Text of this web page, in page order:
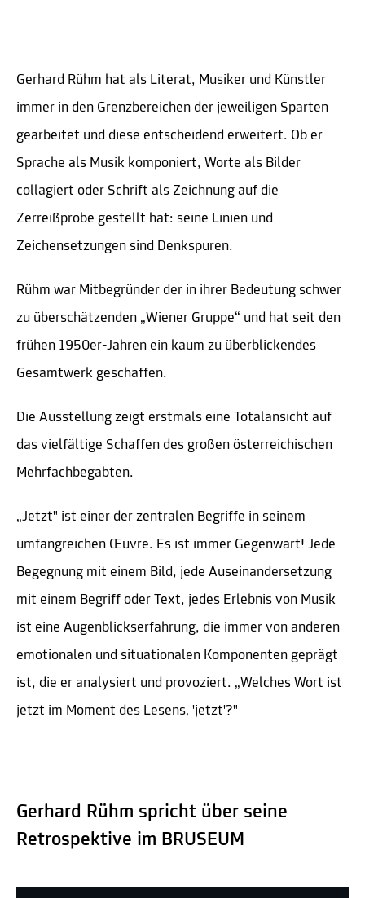
Gerhard Rühm hat als Literat, Musiker und Künstler
immer in den Grenzbereichen der jeweiligen Sparten
gearbeitet und diese entscheidend erweitert. Ob er
Sprache als Musik komponiert, Worte als Bilder
collagiert oder Schrift als Zeichnung auf die
Zerreißprobe gestellt hat: seine Linien und
Zeichensetzungen sind Denkspuren.
Rühm war Mitbegründer der in ihrer Bedeutung schwer
zu überschätzenden „Wiener Gruppe“ und hat seit den
frühen 1950er-Jahren ein kaum zu überblickendes
Gesamtwerk geschaffen.
Die Ausstellung zeigt erstmals eine Totalansicht auf
das vielfältige Schaffen des großen österreichischen
Mehrfachbegabten.
„Jetzt" ist einer der zentralen Begriffe in seinem
umfangreichen Œuvre. Es ist immer Gegenwart! Jede
Begegnung mit einem Bild, jede Auseinandersetzung
mit einem Begriff oder Text, jedes Erlebnis von Musik
ist eine Augenblickserfahrung, die immer von anderen
emotionalen und situationalen Komponenten geprägt
ist, die er analysiert und provoziert. „Welches Wort ist
jetzt im Moment des Lesens‚ 'jetzt'?"
Gerhard Rühm spricht über seine
Retrospektive im BRUSEUM